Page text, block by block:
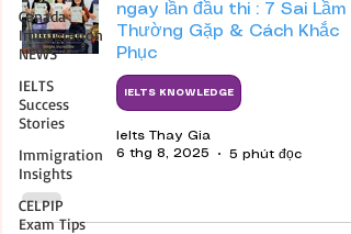
Canada
Immigration
NEWS
IELTS
Success
Stories
Immigration
Insights
CELPIP
Exam Tips
ngay lần đầu thi : 7 Sai Lầm
Thường Gặp & Cách Khắc
Phục
IELTS KNOWLEDGE
Ielts Thay Gia
6 thg 8, 2025
5 phút đọc